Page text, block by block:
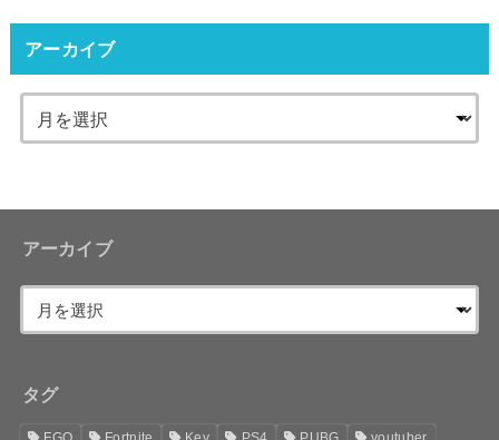
アーカイブ
アーカイブ
タグ